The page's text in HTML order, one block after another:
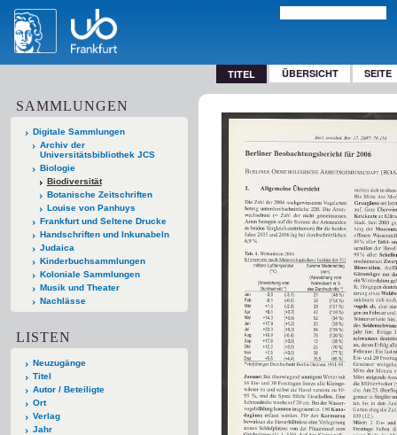
TITEL ÜBERSICHT SEITE
SAMMLUNGEN
Digitale Sammlungen
Archiv der
Universitätsbibliothek JCS
Biologie
Biodiversität
Botanische Zeitschriften
Louise von Panhuys
Frankfurt und Seltene Drucke
Handschriften und Inkunabeln
Judaica
Kinderbuchsammlungen
Koloniale Sammlungen
Musik und Theater
Nachlässe
LISTEN
Neuzugänge
Titel
Autor / Beteiligte
Ort
Verlag
Jahr